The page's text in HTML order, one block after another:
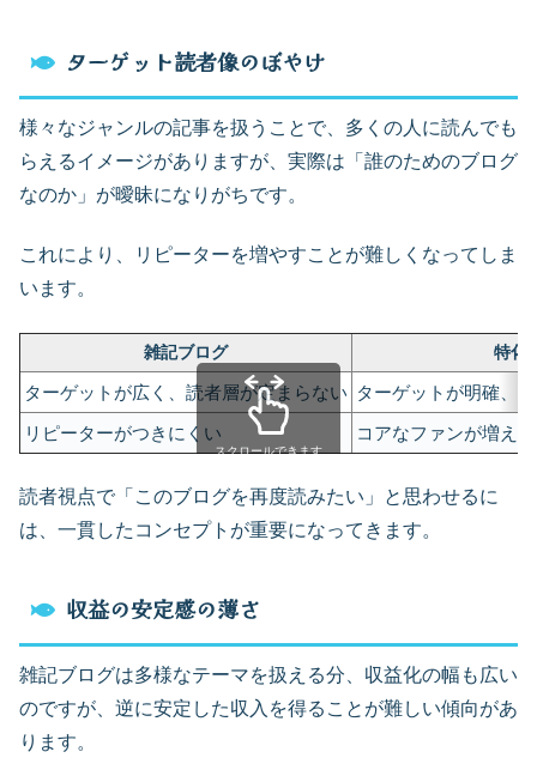
ターゲット読者像のぼやけ
様々なジャンルの記事を扱うことで、多くの人に読んでも
らえるイメージがありますが、実際は「誰のためのブログ
なのか」が曖昧になりがちです。
これにより、リピーターを増やすことが難しくなってしま
います。
雑記ブログ 特化
ターゲットが広く、読者層が定まらない ターゲットが明確、
リピーターがつきにくい
コアなファンが増え
スクロールできます
読者視点で「このブログを再度読みたい」と思わせるに
は、一貫したコンセプトが重要になってきます。
収益の安定感の薄さ
雑記ブログは多様なテーマを扱える分、収益化の幅も広い
のですが、逆に安定した収入を得ることが難しい傾向があ
ります。